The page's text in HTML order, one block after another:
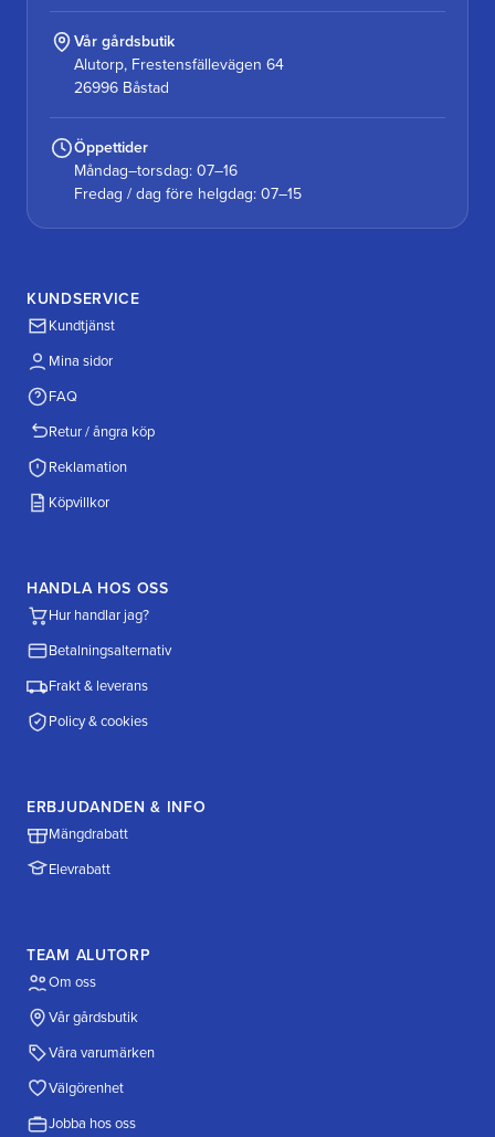
Vår gårdsbutik
Alutorp, Frestensfällevägen 64
26996 Båstad
Öppettider
Måndag–torsdag: 07–16
Fredag / dag före helgdag: 07–15
KUNDSERVICE
Kundtjänst
Mina sidor
FAQ
Retur / ångra köp
Reklamation
Köpvillkor
HANDLA HOS OSS
Hur handlar jag?
Betalningsalternativ
Frakt & leverans
Policy & cookies
ERBJUDANDEN & INFO
Mängdrabatt
Elevrabatt
TEAM ALUTORP
Om oss
Vår gårdsbutik
Våra varumärken
Välgörenhet
Jobba hos oss